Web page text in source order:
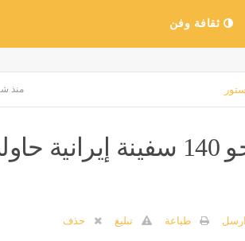
ثقافة وفن
منذ
عاجل.. أمريكا: أوقفنا نحو 140 سفينة
ارسل طباعة تبليغ حذف